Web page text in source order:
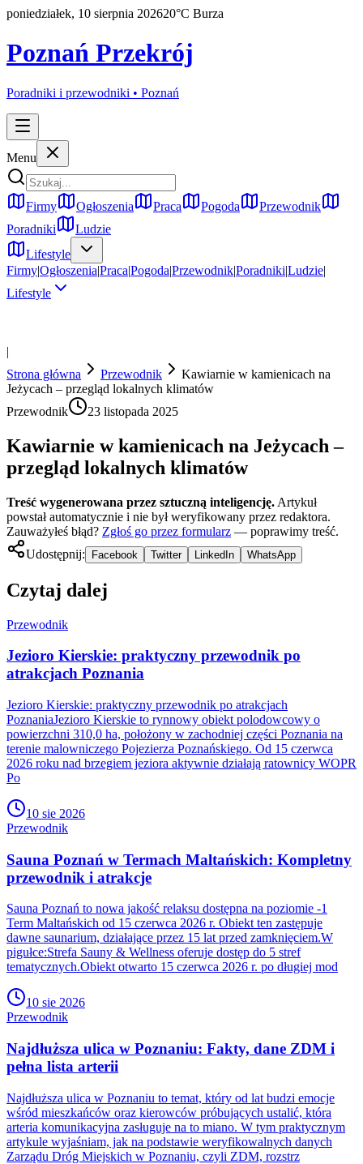
poniedziałek, 10 sierpnia 202620°C Burza
Poznań Przekrój
Poradniki i przewodniki • Poznań
Menu
Firmy Ogłoszenia Praca Pogoda
Przewodnik
Poradniki
Ludzie
Lifestyle
Firmy|Ogłoszenia|Praca|Pogoda|Przewodnik|Poradniki|Ludzie|
Lifestyle
|
Strona główna
Przewodnik
Kawiarnie w kamienicach na
Jeżycach – przegląd lokalnych klimatów
Przewodnik
23 listopada 2025
Kawiarnie w kamienicach na Jeżycach –
przegląd lokalnych klimatów
Treść wygenerowana przez sztuczną inteligencję. Artykuł
powstał automatycznie i nie był weryfikowany przez redaktora.
Zauważyłeś błąd? Zgłoś go przez formularz — poprawimy treść.
Udostępnij:
Facebook Twitter LinkedIn WhatsApp
Czytaj dalej
Przewodnik
Jezioro Kierskie: praktyczny przewodnik po
atrakcjach Poznania
Jezioro Kierskie: praktyczny przewodnik po atrakcjach
PoznaniaJezioro Kierskie to rynnowy obiekt polodowcowy o
powierzchni 310,0 ha, położony w zachodniej części Poznania na
terenie malowniczego Pojezierza Poznańskiego. Od 15 czerwca
2026 roku nad brzegiem jeziora aktywnie działają ratownicy WOPR
Po
10 sie 2026
Przewodnik
Sauna Poznań w Termach Maltańskich: Kompletny
przewodnik i atrakcje
Sauna Poznań to nowa jakość relaksu dostępna na poziomie -1
Term Maltańskich od 15 czerwca 2026 r. Obiekt ten zastępuje
dawne saunarium, działające przez 15 lat przed zamknięciem.W
pigułce:Strefa Sauny & Wellness oferuje dostęp do 5 stref
tematycznych.Obiekt otwarto 15 czerwca 2026 r. po długiej mod
10 sie 2026
Przewodnik
Najdłuższa ulica w Poznaniu: Fakty, dane ZDM i
pełna lista arterii
Najdłuższa ulica w Poznaniu to temat, który od lat budzi emocje
wśród mieszkańców oraz kierowców próbujących ustalić, która
arteria komunikacyjna zasługuje na to miano. W tym praktycznym
artykule wyjaśniam, jak na podstawie weryfikowalnych danych
Zarządu Dróg Miejskich w Poznaniu, czyli ZDM, rozstrz